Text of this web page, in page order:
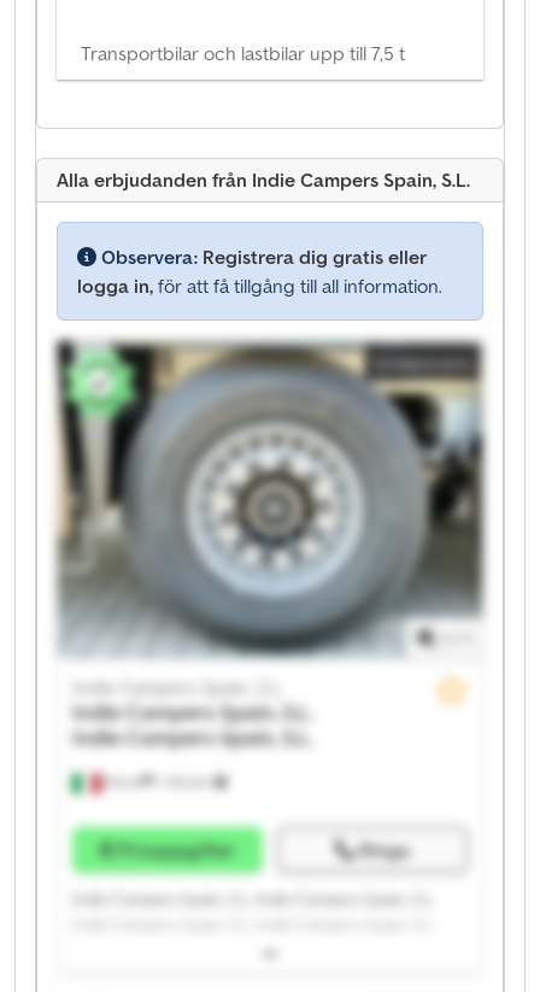
Transportbilar och lastbilar upp till 7,5 t
Alla erbjudanden från Indie Campers Spain, S.L.
Observera: Registrera dig gratis eller
logga in, för att få tillgång till all information.
Småannons
Ferno
Indie Campers Spain, S.L.
Indie Campers Spain, S.L.
Indie Campers Spain, S.L.
Prisuppgifter Ringa
Indie Campers Spain, S.L. Indie Campers Spain, S.L.
Indie Campers Spain, S.L. Indie Campers Spain, S.L.